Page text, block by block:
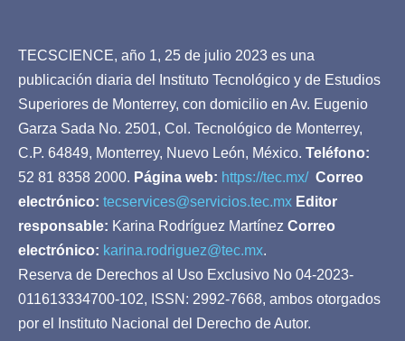
TECSCIENCE, año 1, 25 de julio 2023 es una
publicación diaria del Instituto Tecnológico y de Estudios
Superiores de Monterrey, con domicilio en Av. Eugenio
Garza Sada No. 2501, Col. Tecnológico de Monterrey,
C.P. 64849, Monterrey, Nuevo León, México. Teléfono:
52 81 8358 2000. Página web: https://tec.mx/ Correo
electrónico: tecservices@servicios.tec.mx Editor
responsable: Karina Rodríguez Martínez Correo
electrónico: karina.rodriguez@tec.mx.
Reserva de Derechos al Uso Exclusivo No 04-2023-
011613334700-102, ISSN: 2992-7668, ambos otorgados
por el Instituto Nacional del Derecho de Autor.